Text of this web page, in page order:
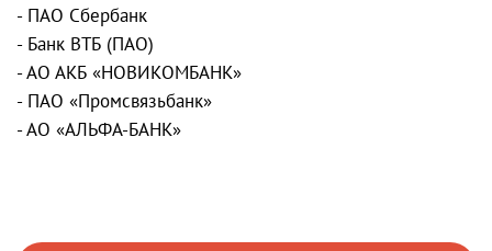
- ПАО Сбербанк
- Банк ВТБ (ПАО)
- АО АКБ «НОВИКОМБАНК»
- ПАО «Промсвязьбанк»
- АО «АЛЬФА-БАНК»